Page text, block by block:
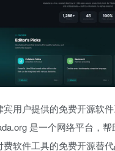
宾用户提供的免费开源软件
是一个网络平台，
费软件工具的免费开源替